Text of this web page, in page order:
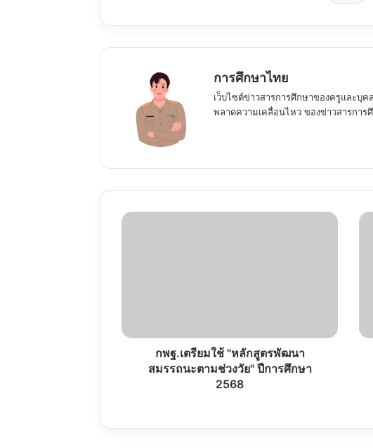
การศึกษาไทย
เว็บไซต์ข่าวสารการศึกษาของครูและบุ
พลาดความเคลื่อนไหว ของข่าวสารก
กพฐ.เตรียม
ปี
กพฐ.เตรียมใช้ "หลักสูตรพัฒนา
สมรรถนะตามช่วงวัย" ปีการศึกษา
2568
กร